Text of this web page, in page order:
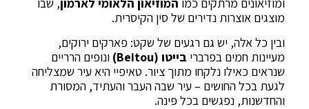
מוצגים אוצרות נדירים של סין הקיסרית.
ובין כל אלה, יש גם רגעים של שקט: פארקים ירוקים,
מעיינות חמים בפרברי בייטו (Beitou)
ונופים הרריים
שנראים כאילו נלקחו מתוך ציור. טאיפיי היא עיר שמצליחה
לגעת בכל החושים – עיר שבה העבר והעתיד, המסורת
והחדשנות, נפגשים בכל פינה.